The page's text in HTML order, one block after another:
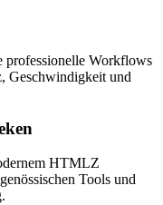
professionelle Workflows
Geschwindigkeit und
HTMLZ
Tools und